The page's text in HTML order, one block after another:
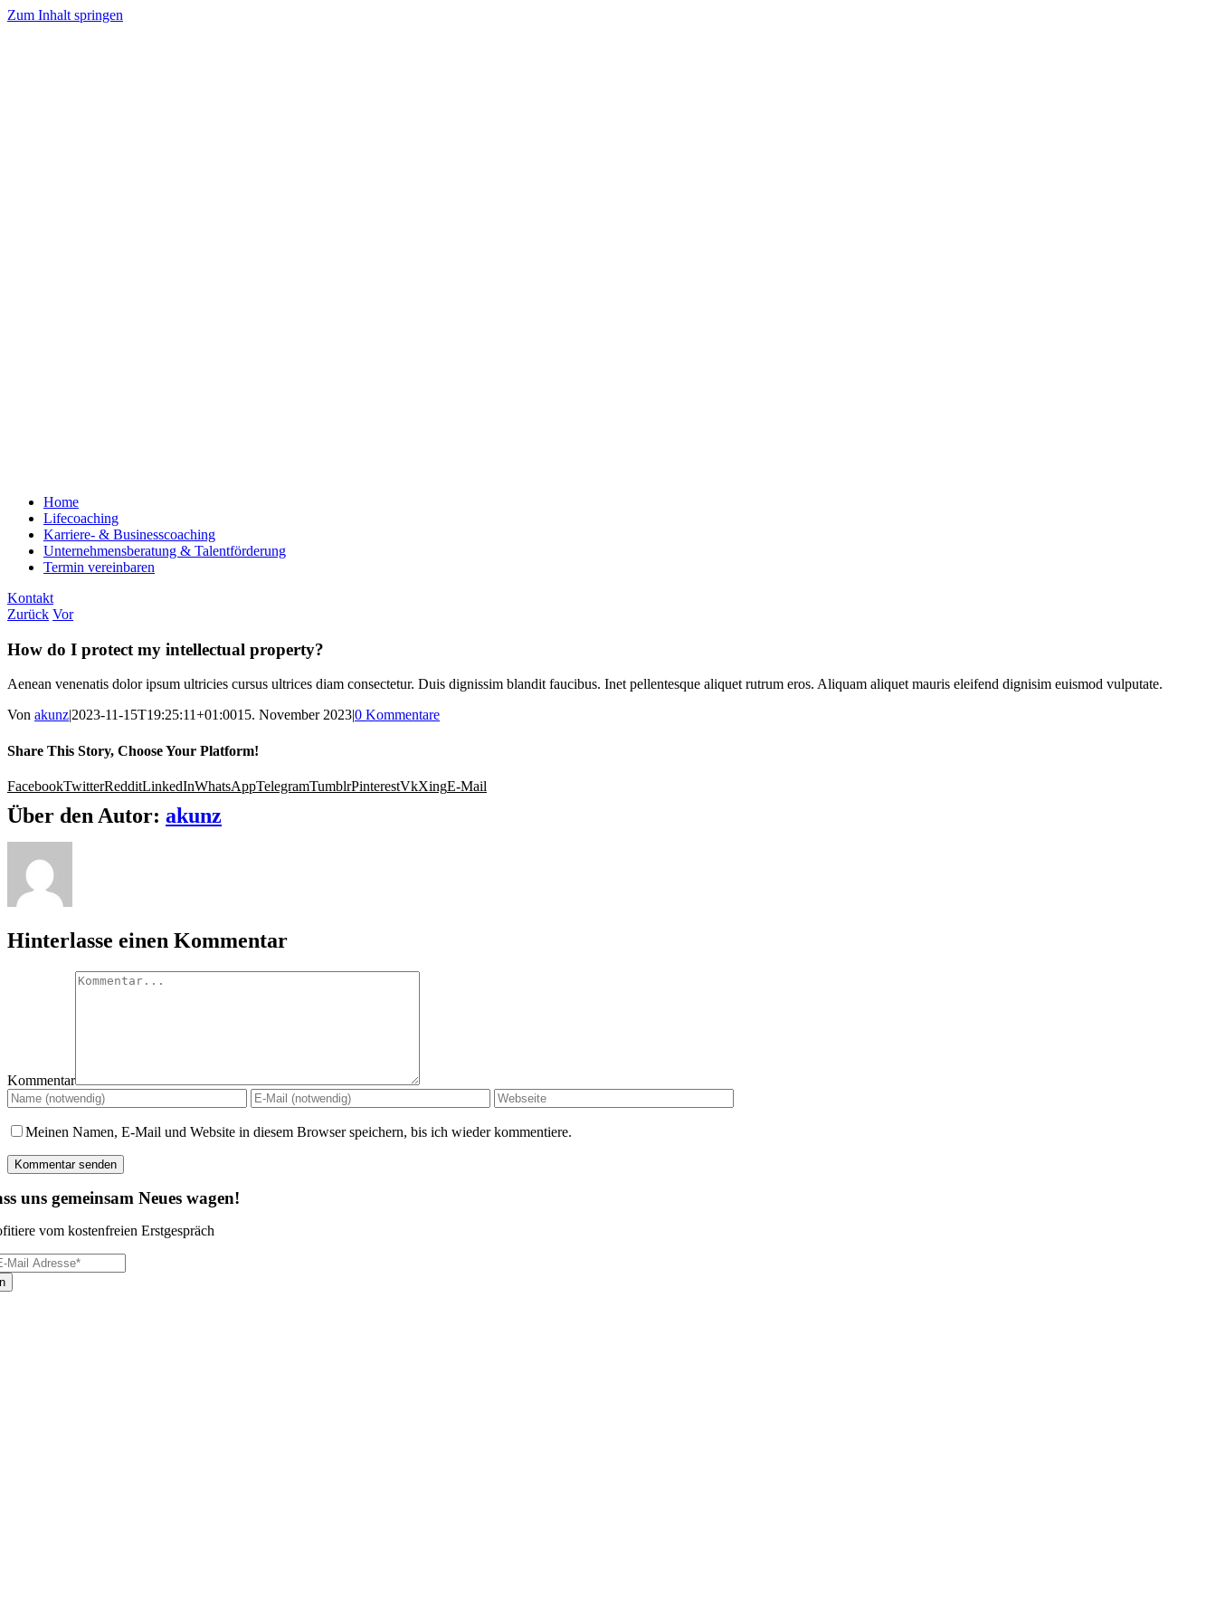
Zum Inhalt springen
Home
Lifecoaching
Karriere- & Businesscoaching
Unternehmensberatung & Talentförderung
Termin vereinbaren
Kontakt
Zurück Vor
How do I protect my intellectual property?
Aenean venenatis dolor ipsum ultricies cursus ultrices diam consectetur. Duis dignissim blandit faucibus. Inet pellentesque aliquet rutrum eros. Aliquam aliquet mauris eleifend dignisim euismod vulputate.
Von akunz|2023-11-15T19:25:11+01:0015. November 2023|0 Kommentare
Share This Story, Choose Your Platform!
FacebookTwitterRedditLinkedInWhatsAppTelegramTumblrPinterestVkXingE-Mail
Über den Autor: akunz
Hinterlasse einen Kommentar
Kommentar
Meinen Namen, E-Mail und Website in diesem Browser speichern, bis ich wieder kommentiere.
uns gemeinsam Neues wagen!
vom kostenfreien Erstgespräch